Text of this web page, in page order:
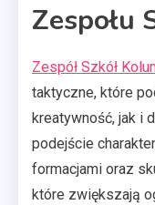
Zespołu
Zespół Szkół
taktyczne, które
kreatywność, jak i
podejście
formacjami oraz
które zwiększają